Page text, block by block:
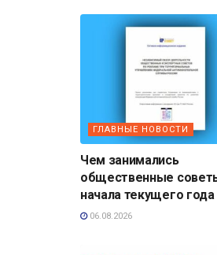
ГЛАВНЫЕ НОВОСТИ
Чем занимались
общественные
начала текущего года
06.08.2026